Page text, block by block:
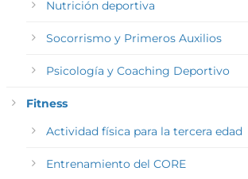
Nutrición deportiva
Socorrismo y Primeros Auxilios
Psicología y Coaching Deportivo
Fitness
Actividad física para la tercera edad
Entrenamiento del CORE